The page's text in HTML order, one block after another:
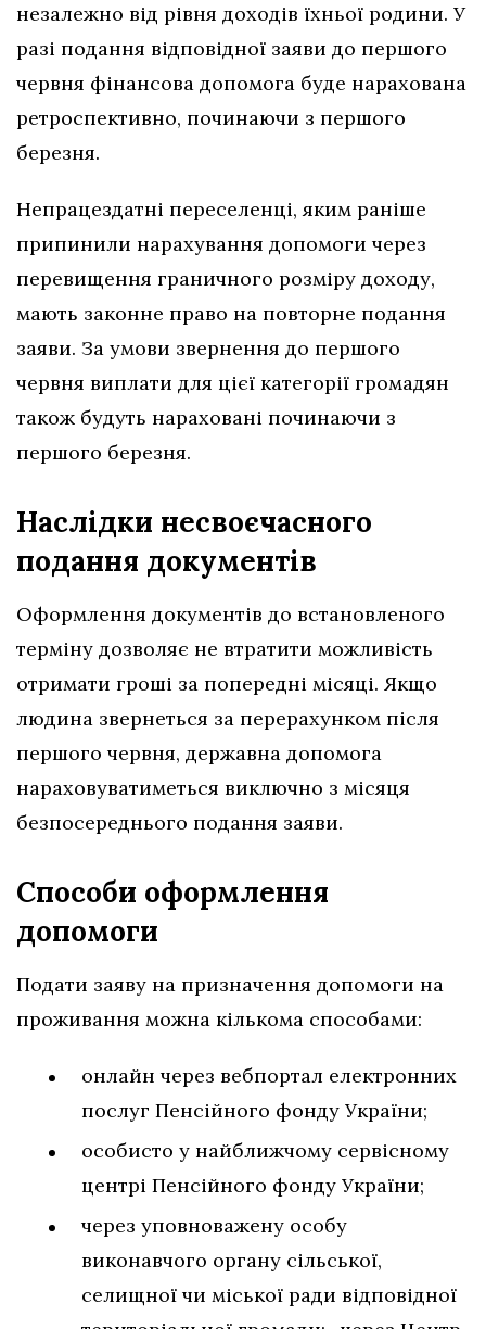
незалежно від рівня доходів їхньої родини. У
разі подання відповідної заяви до першого
червня фінансова допомога буде нарахована
ретроспективно, починаючи з першого
березня.
Непрацездатні переселенці, яким раніше
припинили нарахування допомоги через
перевищення граничного розміру доходу,
мають законне право на повторне подання
заяви. За умови звернення до першого
червня виплати для цієї категорії громадян
також будуть нараховані починаючи з
першого березня.
Наслідки несвоєчасного
подання документів
Оформлення документів до встановленого
терміну дозволяє не втратити можливість
отримати гроші за попередні місяці. Якщо
людина звернеться за перерахунком після
першого червня, державна допомога
нараховуватиметься виключно з місяця
безпосереднього подання заяви.
Способи оформлення
допомоги
Подати заяву на призначення допомоги на
проживання можна кількома способами:
онлайн через вебпортал електронних
послуг Пенсійного фонду України;
особисто у найближчому сервісному
центрі Пенсійного фонду України;
через уповноважену особу
виконавчого органу сільської,
селищної чи міської ради відповідної